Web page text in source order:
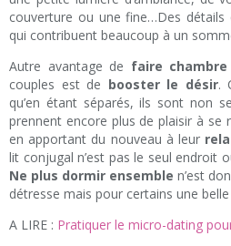
couverture ou une fine…Des détails
qui contribuent beaucoup à un
Autre avantage de faire
couples est de booster le désir.
qu’en étant séparés, ils sont non
prennent encore plus de plaisir à
en apportant du nouveau à leur
lit conjugal n’est pas le seul endroit
Ne plus dormir ensemble n’est
détresse mais pour certains une
A LIRE : Pratiquer le micro-dating